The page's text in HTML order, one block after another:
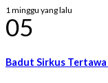
1 minggu yang lalu
05
Badut Sirkus Tertawa